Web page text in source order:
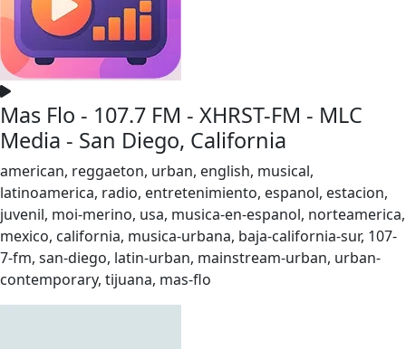
Mas Flo - 107.7 FM - XHRST-FM - MLC
Media - San Diego, California
american, reggaeton, urban, english, musical,
latinoamerica, radio, entretenimiento, espanol, estacion,
juvenil, moi-merino, usa, musica-en-espanol, norteamerica,
mexico, california, musica-urbana, baja-california-sur, 107-
7-fm, san-diego, latin-urban, mainstream-urban, urban-
contemporary, tijuana, mas-flo